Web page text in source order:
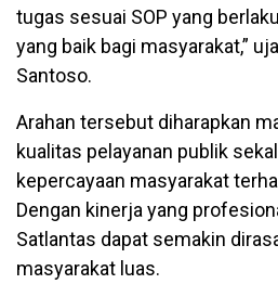
tugas sesuai SOP yang
yang baik bagi masyarakat,”
Santoso.
Arahan tersebut diharapkan
kualitas pelayanan publik
kepercayaan masyarakat
Dengan kinerja yang
Satlantas dapat semakin
masyarakat luas.